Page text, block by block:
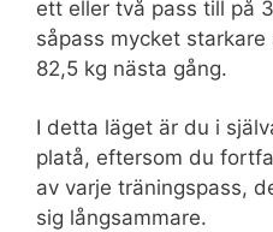
ett eller två pass till på
såpass mycket
82,5 kg nästa gång.
I detta läget är du i
platå, eftersom du
av varje träningspass,
sig långsammare.